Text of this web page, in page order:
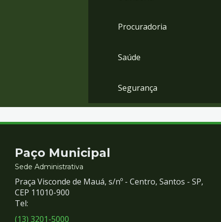
Procuradoria
Saúde
Segurança
Contato
e
Redes
Sociais
Paço Municipal
Sede Administrativa
Praça Visconde de Mauá, s/nº - Centro, Santos - SP,
CEP 11010-900
Tel:
(13) 3201-5000